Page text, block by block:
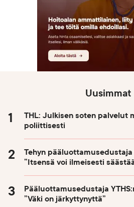
Uusimmat
THL: Julkisen soten palvelut
poliittisesti
Tehyn
”Itsensä voi ilmeisesti
Pääluottamusedustaja
”Väki on järkyttynyttä”